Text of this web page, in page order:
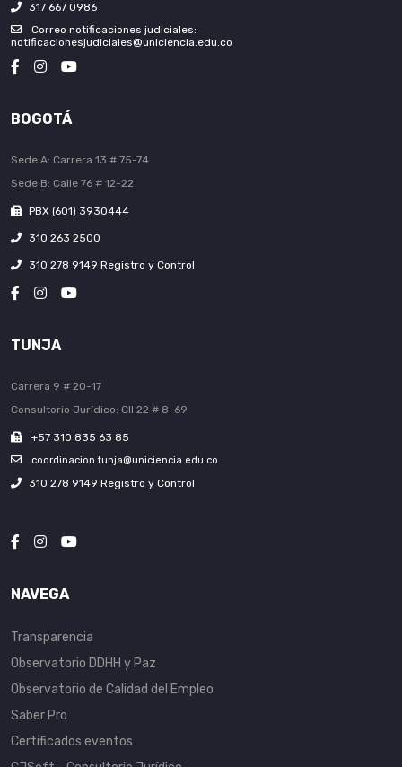
317 667 0986
Correo notificaciones judiciales:
notificacionesjudiciales@uniciencia.edu.co
BOGOTÁ
Sede A: Carrera 13 # 75-74
Sede B: Calle 76 # 12-22
PBX (601) 3930444
310 263 2500
310 278 9149 Registro y Control
TUNJA
Carrera 9 # 20-17
Consultorio Jurídico: Cll 22 # 8-69
+57 310 835 63 85
coordinacion.tunja@uniciencia.edu.co
310 278 9149 Registro y Control
NAVEGA
Transparencia
Observatorio DDHH y Paz
Observatorio de Calidad del Empleo
Saber Pro
Certificados eventos